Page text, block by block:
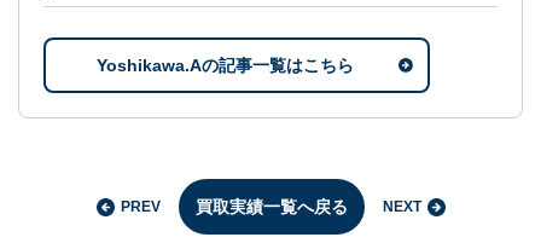
Yoshikawa.Aの記事一覧はこちら
PREV 買取実績一覧へ戻る NEXT